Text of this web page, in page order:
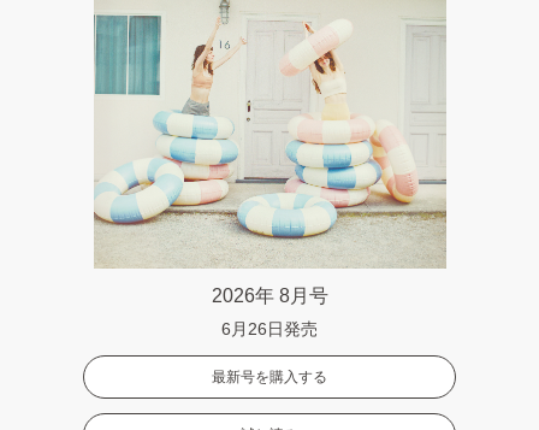
2026年 8月号
6月26日発売
最新号を購入する